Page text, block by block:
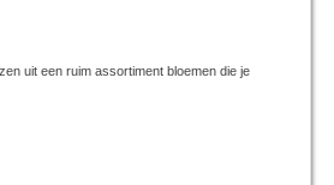
uit een ruim assortiment bloemen die je